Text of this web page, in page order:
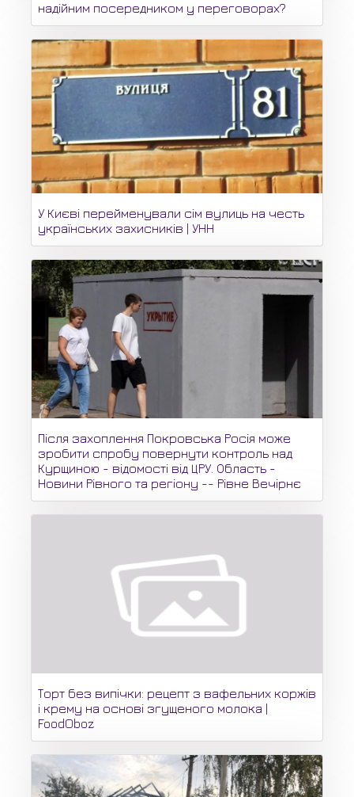
надійним посередником у переговорах?
У Києві перейменували сім вулиць на честь
українських захисників | УНН
Після захоплення Покровська Росія може
зробити спробу повернути контроль над
Курщиною - відомості від ЦРУ. Область -
Новини Рівного та регіону -- Рівне Вечірнє
Торт без випічки: рецепт з вафельних коржів
і крему на основі згущеного молока |
FoodOboz